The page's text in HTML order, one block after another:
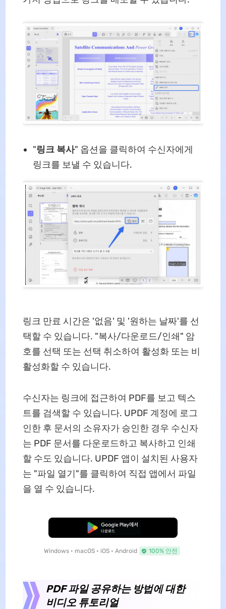
"링크 복사" 옵션을 클릭하여 수신자에게
링크를 보낼 수 있습니다.
링크 만료 시간은 '없음' 및 '원하는 날짜'를 선
택할 수 있습니다. "복사/다운로드/인쇄" 암
호를 선택 또는 선택 취소하여 활성화 또는 비
활성화할 수 있습니다.
수신자는 링크에 접근하여 PDF를 보고 텍스
트를 검색할 수 있습니다. UPDF 계정에 로그
인한 후 문서의 소유자가 승인한 경우 수신자
는 PDF 문서를 다운로드하고 복사하고 인쇄
할 수도 있습니다. UPDF 앱이 설치된 사용자
는 "파일 열기"를 클릭하여 직접 앱에서 파일
을 열 수 있습니다.
무료로 다운로드
Windows • macOS • iOS • Android 100% 안전
PDF 파일 공유하는 방법에 대한
비디오 튜토리얼